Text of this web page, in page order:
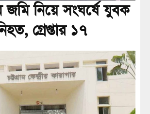
জমি নিয়ে সংঘর্ষে যুবক
গ্রেপ্তার ১৭